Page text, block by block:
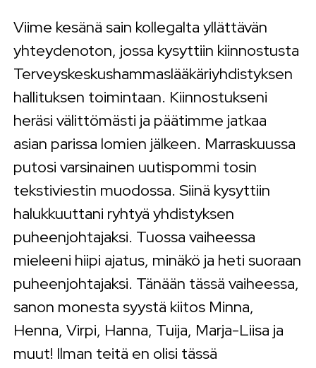
Viime kesänä sain kollegalta yllättävän
yhteydenoton, jossa kysyttiin kiinnostusta
Terveyskeskushammaslääkäriyhdistyksen
hallituksen toimintaan. Kiinnostukseni
heräsi välittömästi ja päätimme jatkaa
asian parissa lomien jälkeen. Marraskuussa
putosi varsinainen uutispommi tosin
tekstiviestin muodossa. Siinä kysyttiin
halukkuuttani ryhtyä yhdistyksen
puheenjohtajaksi. Tuossa vaiheessa
mieleeni hiipi ajatus, minäkö ja heti suoraan
puheenjohtajaksi. Tänään tässä vaiheessa,
sanon monesta syystä kiitos Minna,
Henna, Virpi, Hanna, Tuija, Marja-Liisa ja
muut! Ilman teitä en olisi tässä